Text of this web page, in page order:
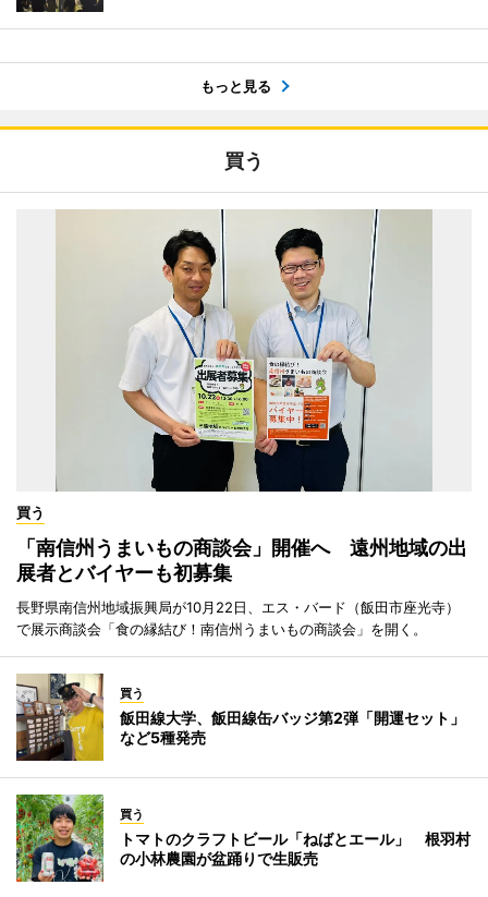
もっと見る
買う
買う
「南信州うまいもの商談会」開催へ 遠州地域の出
展者とバイヤーも初募集
長野県南信州地域振興局が10月22日、エス・バード（飯田市座光寺）
で展示商談会「食の縁結び！南信州うまいもの商談会」を開く。
買う
飯田線大学、飯田線缶バッジ第2弾「開運セット」
など5種発売
買う
トマトのクラフトビール「ねばとエール」 根羽村
の小林農園が盆踊りで生販売